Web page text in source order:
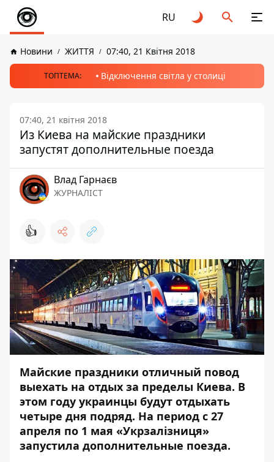
RU
Новини ЖИТТЯ 07:40, 21 Квітня 2018
ТОПТЕМА: Відключення світла у столиці
07:40, 21 квітня 2018
Из Киева на майские праздники
запустят дополнительные поезда
Влад Гарнаєв
ЖУРНАЛІСТ
👍
Майские праздники отличный повод
выехать на отдых за пределы Киева. В
этом году украинцы будут отдыхать
четыре дня подряд. На период с 27
апреля по 1 мая «Укрзалізниця»
запустила дополнительные поезда.